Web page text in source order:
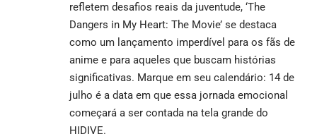
refletem desafios reais da juventude, ‘The
Dangers in My Heart: The Movie’ se destaca
como um lançamento imperdível para os fãs de
anime e para aqueles que buscam histórias
significativas. Marque em seu calendário: 14 de
julho é a data em que essa jornada emocional
começará a ser contada na tela grande do
HIDIVE.